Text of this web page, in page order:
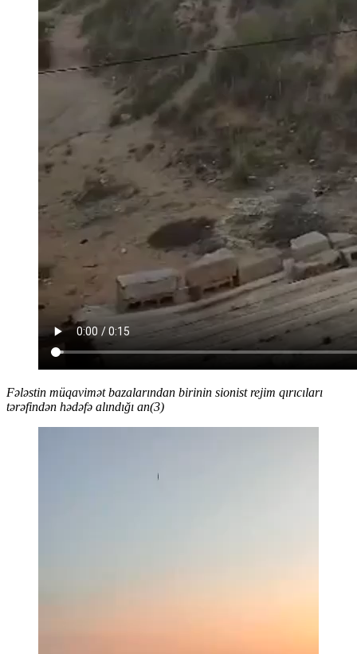
Fələstin müqavimət bazalarından birinin sionist rejim qırıcıları
tərəfindən hədəfə alındığı an(3)